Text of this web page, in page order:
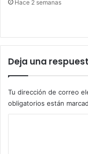
Hace 2 semanas
Deja una
Tu dirección de correo
obligatorios están